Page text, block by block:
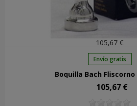
105,67 €
Envío gratis
Boquilla Bach Fliscorno
Precio
105,67 €